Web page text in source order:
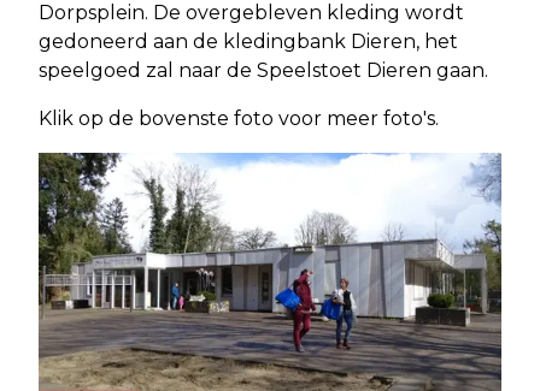
Dorpsplein. De overgebleven kleding wordt
gedoneerd aan de kledingbank Dieren, het
speelgoed zal naar de Speelstoet Dieren gaan.
Klik op de bovenste foto voor meer foto's.